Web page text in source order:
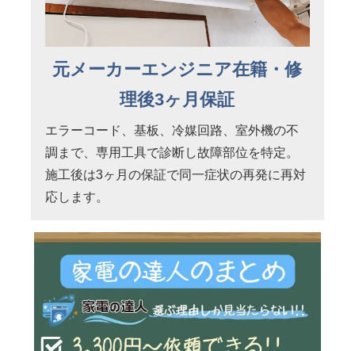
元メーカーエンジニア在籍・修
理後3ヶ月保証
エラーコード、基板、冷媒回路、室外機の不
調まで、専用工具で診断し故障部位を特定。
施工後は3ヶ月の保証で同一症状の再発に再対
応します。